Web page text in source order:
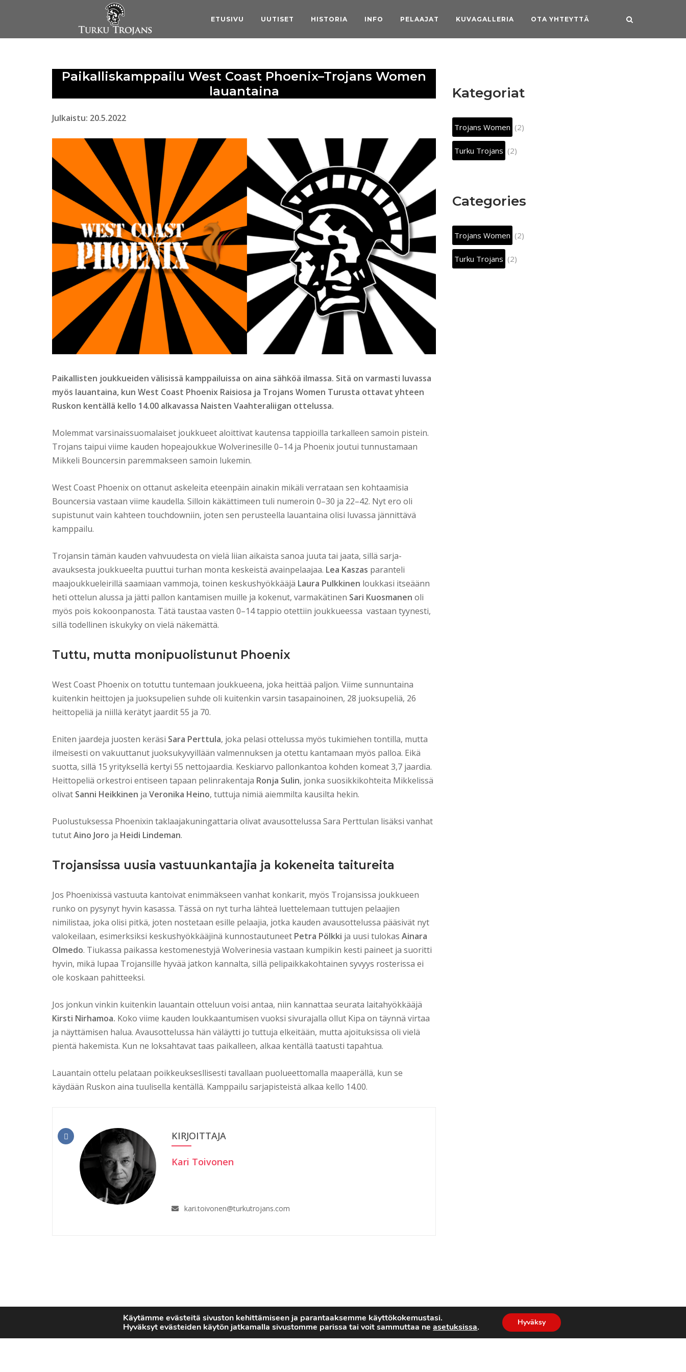
ETUSIVU UUTISET HISTORIA INFO PELAAJAT KUVAGALLERIA OTA YHTEYTTÄ
Paikalliskamppailu West Coast Phoenix–Trojans Women
lauantaina
Julkaistu: 20.5.2022
Paikallisten joukkueiden välisissä kamppailuissa on aina sähköä ilmassa. Sitä on varmasti luvassa
myös lauantaina, kun West Coast Phoenix Raisiosa ja Trojans Women Turusta ottavat yhteen
Ruskon kentällä kello 14.00 alkavassa Naisten Vaahteraliigan ottelussa.
Molemmat varsinaissuomalaiset joukkueet aloittivat kautensa tappioilla tarkalleen samoin pistein.
Trojans taipui viime kauden hopeajoukkue Wolverinesille 0–14 ja Phoenix joutui tunnustamaan
Mikkeli Bouncersin paremmakseen samoin lukemin.
West Coast Phoenix on ottanut askeleita eteenpäin ainakin mikäli verrataan sen kohtaamisia
Bouncersia vastaan viime kaudella. Silloin käkättimeen tuli numeroin 0–30 ja 22–42. Nyt ero oli
supistunut vain kahteen touchdowniin, joten sen perusteella lauantaina olisi luvassa jännittävä
kamppailu.
Trojansin tämän kauden vahvuudesta on vielä liian aikaista sanoa juuta tai jaata, sillä sarja-
avauksesta joukkueelta puuttui turhan monta keskeistä avainpelaajaa. Lea Kaszas paranteli
maajoukkueleirillä saamiaan vammoja, toinen keskushyökkääjä Laura Pulkkinen loukkasi itseäänn
heti ottelun alussa ja jätti pallon kantamisen muille ja kokenut, varmakätinen Sari Kuosmanen oli
myös pois kokoonpanosta. Tätä taustaa vasten 0–14 tappio otettiin joukkueessa vastaan tyynesti,
sillä todellinen iskukyky on vielä näkemättä.
Tuttu, mutta monipuolistunut Phoenix
West Coast Phoenix on totuttu tuntemaan joukkueena, joka heittää paljon. Viime sunnuntaina
kuitenkin heittojen ja juoksupelien suhde oli kuitenkin varsin tasapainoinen, 28 juoksupeliä, 26
heittopeliä ja niillä kerätyt jaardit 55 ja 70.
Eniten jaardeja juosten keräsi Sara Perttula, joka pelasi ottelussa myös tukimiehen tontilla, mutta
ilmeisesti on vakuuttanut juoksukyvyillään valmennuksen ja otettu kantamaan myös palloa. Eikä
suotta, sillä 15 yrityksellä kertyi 55 nettojaardia. Keskiarvo pallonkantoa kohden komeat 3,7 jaardia.
Heittopeliä orkestroi entiseen tapaan pelinrakentaja Ronja Sulin, jonka suosikkikohteita Mikkelissä
olivat Sanni Heikkinen ja Veronika Heino, tuttuja nimiä aiemmilta kausilta hekin.
Puolustuksessa Phoenixin taklaajakuningattaria olivat avausottelussa Sara Perttulan lisäksi vanhat
tututAino Joro ja Heidi Lindeman.
Trojansissa uusia vastuunkantajia ja kokeneita taitureita
Jos Phoenixissä vastuuta kantoivat enimmäkseen vanhat konkarit, myös Trojansissa joukkueen
runko on pysynyt hyvin kasassa. Tässä on nyt turha lähteä luettelemaan tuttujen pelaajien
nimilistaa, joka olisi pitkä, joten nostetaan esille pelaajia, jotka kauden avausottelussa pääsivät nyt
valokeilaan, esimerksiksi keskushyökkääjinä kunnostautuneet Petra Pölkki ja uusi tulokas Ainara
Olmedo. Tiukassa paikassa kestomenestyjä Wolverinesia vastaan kumpikin kesti paineet ja suoritti
hyvin, mikä lupaa Trojansille hyvää jatkon kannalta, sillä pelipaikkakohtainen syvyys rosterissa ei
ole koskaan pahitteeksi.
Jos jonkun vinkin kuitenkin lauantain otteluun voisi antaa, niin kannattaa seurata laitahyökkääjä
Kirsti Nirhamoa. Koko viime kauden loukkaantumisen vuoksi sivurajalla ollut Kipa on täynnä virtaa
ja näyttämisen halua. Avausottelussa hän väläytti jo tuttuja elkeitään, mutta ajoituksissa oli vielä
pientä hakemista. Kun ne loksahtavat taas paikalleen, alkaa kentällä taatusti tapahtua.
Lauantain ottelu pelataan poikkeuksesllisesti tavallaan puolueettomalla maaperällä, kun se
käydään Ruskon aina tuulisella kentällä. Kamppailu sarjapisteistä alkaa kello 14.00.
KIRJOITTAJA
Kari Toivonen
kari.toivonen@turkutrojans.com
Kategoriat
Trojans Women (2)
Turku Trojans (2)
Categories
Trojans Women (2)
Turku Trojans (2)
Käytämme evästeitä sivuston kehittämiseen ja parantaaksemme käyttökokemustasi.
Hyväksyt evästeiden käytön jatkamalla sivustomme parissa tai voit sammuttaa neasetuksissa. Hyväksy